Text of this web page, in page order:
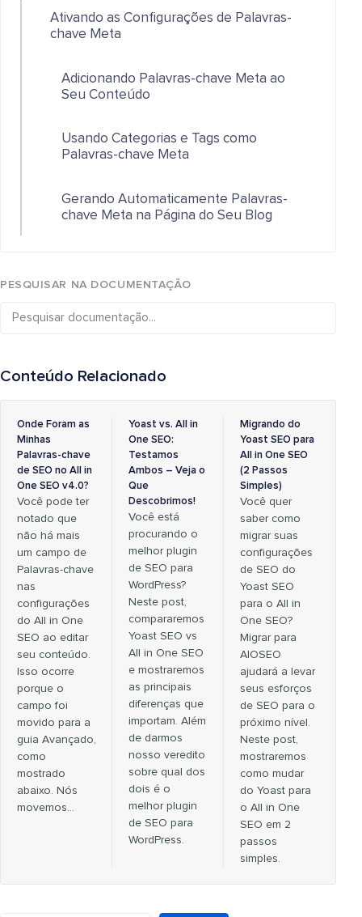
Ativando as Configurações de Palavras-
chave Meta
Adicionando Palavras-chave Meta ao
Seu Conteúdo
Usando Categorias e Tags como
Palavras-chave Meta
Gerando Automaticamente Palavras-
chave Meta na Página do Seu Blog
PESQUISAR NA DOCUMENTAÇÃO
Conteúdo Relacionado
Onde Foram as
Minhas
Palavras-chave
de SEO no All in
One SEO v4.0?
Você pode ter
notado que
não há mais
um campo de
Palavras-chave
nas
configurações
do All in One
SEO ao editar
seu conteúdo.
Isso ocorre
porque o
campo foi
movido para a
guia Avançado,
como
mostrado
abaixo. Nós
movemos…
Yoast vs. All in
One SEO:
Testamos
Ambos – Veja o
Que
Descobrimos!
Você está
procurando o
melhor plugin
de SEO para
WordPress?
Neste post,
compararemos
Yoast SEO vs
All in One SEO
e mostraremos
as principais
diferenças que
importam. Além
de darmos
nosso veredito
sobre qual dos
dois é o
melhor plugin
de SEO para
WordPress.
Migrando do
Yoast SEO para
All in One SEO
(2 Passos
Simples)
Você quer
saber como
migrar suas
configurações
de SEO do
Yoast SEO
para o All in
One SEO?
Migrar para
AlOSEO
ajudará a levar
seus esforços
de SEO para o
próximo nível.
Neste post,
mostraremos
como mudar
do Yoast para
o All in One
SEO em 2
passos
simples.